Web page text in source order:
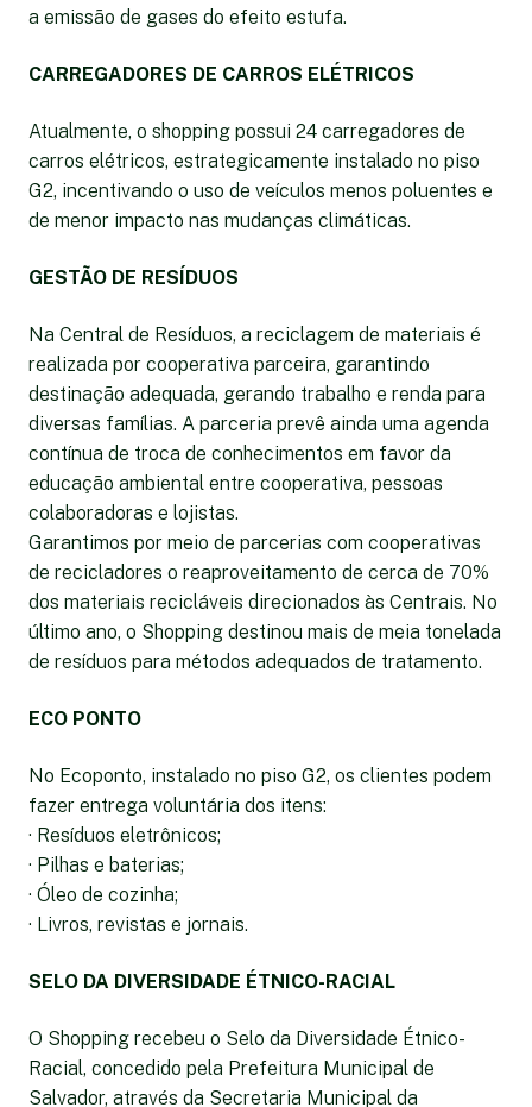
a emissão de gases do efeito estufa.
CARREGADORES DE CARROS ELÉTRICOS
Atualmente, o shopping possui 24 carregadores de
carros elétricos, estrategicamente instalado no piso
G2, incentivando o uso de veículos menos poluentes e
de menor impacto nas mudanças climáticas.
GESTÃO DE RESÍDUOS
Na Central de Resíduos, a reciclagem de materiais é
realizada por cooperativa parceira, garantindo
destinação adequada, gerando trabalho e renda para
diversas famílias. A parceria prevê ainda uma agenda
contínua de troca de conhecimentos em favor da
educação ambiental entre cooperativa, pessoas
colaboradoras e lojistas.
Garantimos por meio de parcerias com cooperativas
de recicladores o reaproveitamento de cerca de 70%
dos materiais recicláveis direcionados às Centrais. No
último ano, o Shopping destinou mais de meia tonelada
de resíduos para métodos adequados de tratamento.
ECO PONTO
No Ecoponto, instalado no piso G2, os clientes podem
fazer entrega voluntária dos itens:
· Resíduos eletrônicos;
· Pilhas e baterias;
· Óleo de cozinha;
· Livros, revistas e jornais.
SELO DA DIVERSIDADE ÉTNICO-RACIAL
O Shopping recebeu o Selo da Diversidade Étnico-
Racial, concedido pela Prefeitura Municipal de
Salvador, através da Secretaria Municipal da